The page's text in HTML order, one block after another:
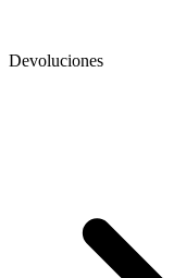
Devoluciones